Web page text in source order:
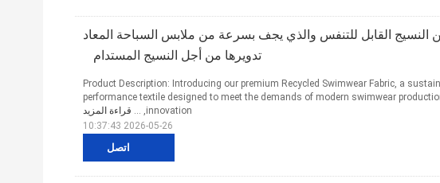
من النسيج القابل للتنفس والذي يجف بسرعة من ملابس السباحة المعاد
تدويرها من أجل النسيج المستدام
اتصل
Product Description: Introducing our premium Recycled Swimwear Fabric, a
performance textile designed to meet the demands of modern swimwear
innovation, ...
قراءة المزيد
2026-05-26 10:37:43